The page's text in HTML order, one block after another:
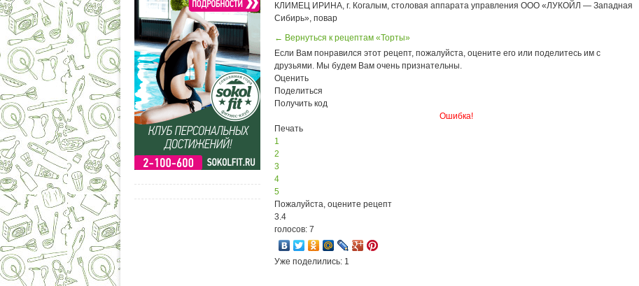
КЛИМЕЦ ИРИНА, г. Когалым, столовая аппарата управления ООО «ЛУКОЙЛ — Западная
Сибирь», повар
← Вернуться к рецептам «Торты»
Если Вам понравился этот рецепт, пожалуйста, оцените его или поделитесь им с
друзьями. Мы будем Вам очень признательны.
Оценить
Поделиться
Получить код
Ошибка!
Печать
1
2
3
4
5
Пожалуйста, оцените рецепт
3.4
голосов: 7
Уже поделились: 1